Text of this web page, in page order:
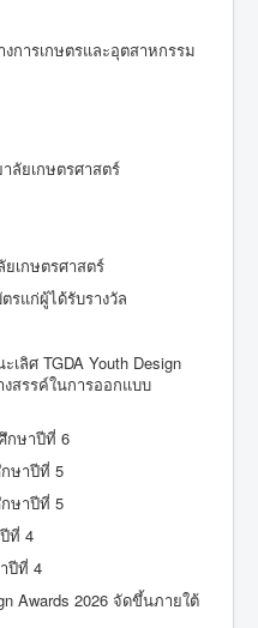
ารเกษตรและอุตสาหกรรม
ลัยเกษตรศาสตร์
เกษตรศาสตร์
รแก่ผู้ได้รับรางวัล
ลิศ TGDA Youth Design
สรรค์ในการออกแบบ
กษาปีที่ 6
ษาปีที่ 5
ษาปีที่ 5
ที่ 4
ปีที่ 4
Awards 2026 จัดขึ้นภายใต้